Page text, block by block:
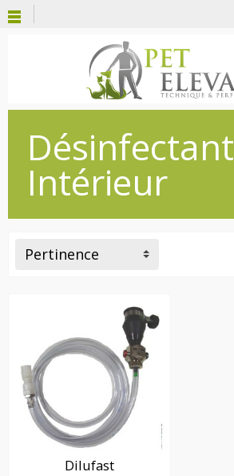
Désinfectant
Intérieur
Pertinence
DERNIÈRE(S)
Dilufast